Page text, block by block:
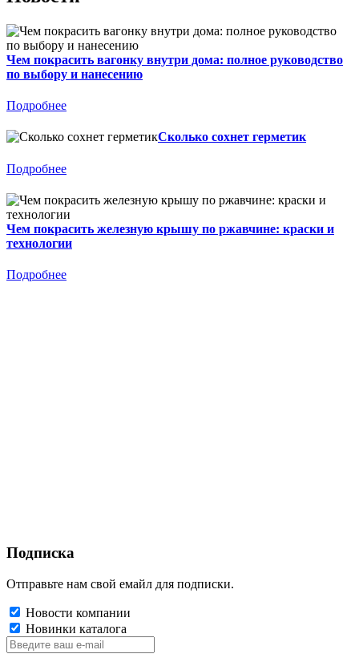
Чем покрасить вагонку внутри дома: полное руководство
по выбору и нанесению
Подробнее
Сколько сохнет герметик
Подробнее
Чем покрасить железную крышу по ржавчине: краски и
технологии
Подробнее
Подписка
Отправьте нам свой емайл для подписки.
Новости компании
Новинки каталога